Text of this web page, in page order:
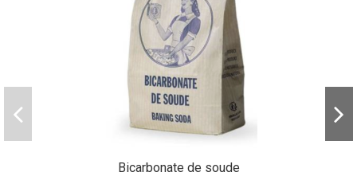
Bicarbonate de soude